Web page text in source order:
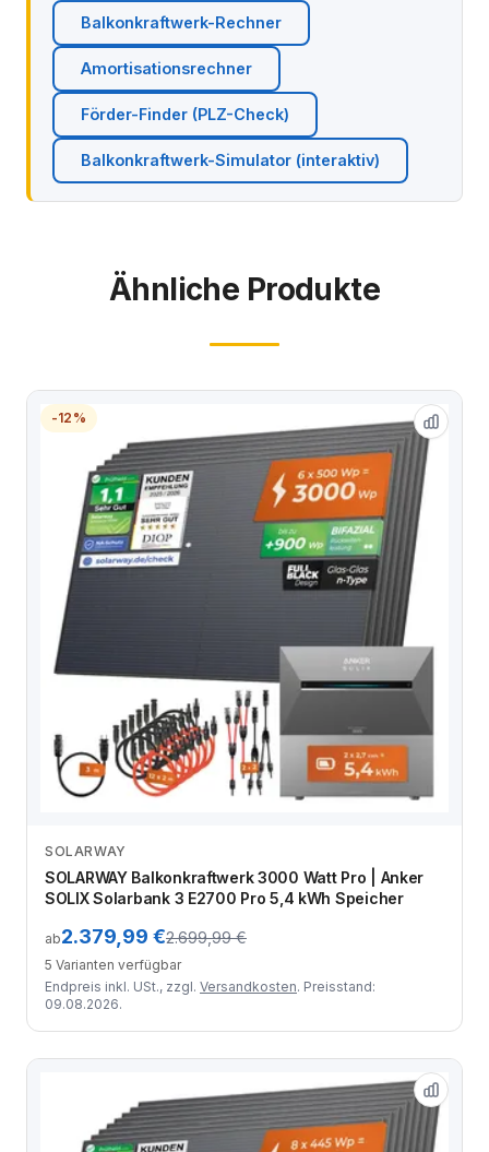
Balkonkraftwerk-Rechner
Amortisationsrechner
Förder-Finder (PLZ-Check)
Balkonkraftwerk-Simulator (interaktiv)
Ähnliche Produkte
-12%
SOLARWAY
SOLARWAY Balkonkraftwerk 3000 Watt Pro | Anker
SOLIX Solarbank 3 E2700 Pro 5,4 kWh Speicher
ab2.379,99 €2.699,99 €
5 Varianten verfügbar
Endpreis inkl. USt., zzgl. Versandkosten. Preisstand:
09.08.2026.